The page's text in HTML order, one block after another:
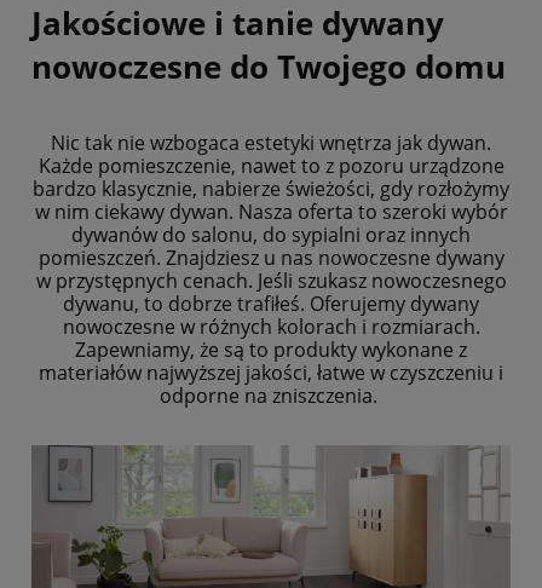
Jakościowe i tanie dywany
nowoczesne do Twojego domu
Nic tak nie wzbogaca estetyki wnętrza jak dywan.
Każde pomieszczenie, nawet to z pozoru urządzone
bardzo klasycznie, nabierze świeżości, gdy rozłożymy
w nim ciekawy dywan. Nasza oferta to szeroki wybór
dywanów do salonu, do sypialni oraz innych
pomieszczeń. Znajdziesz u nas nowoczesne dywany
w przystępnych cenach. Jeśli szukasz nowoczesnego
dywanu, to dobrze trafiłeś. Oferujemy dywany
nowoczesne w różnych kolorach i rozmiarach.
Zapewniamy, że są to produkty wykonane z
materiałów najwyższej jakości, łatwe w czyszczeniu i
odporne na zniszczenia.